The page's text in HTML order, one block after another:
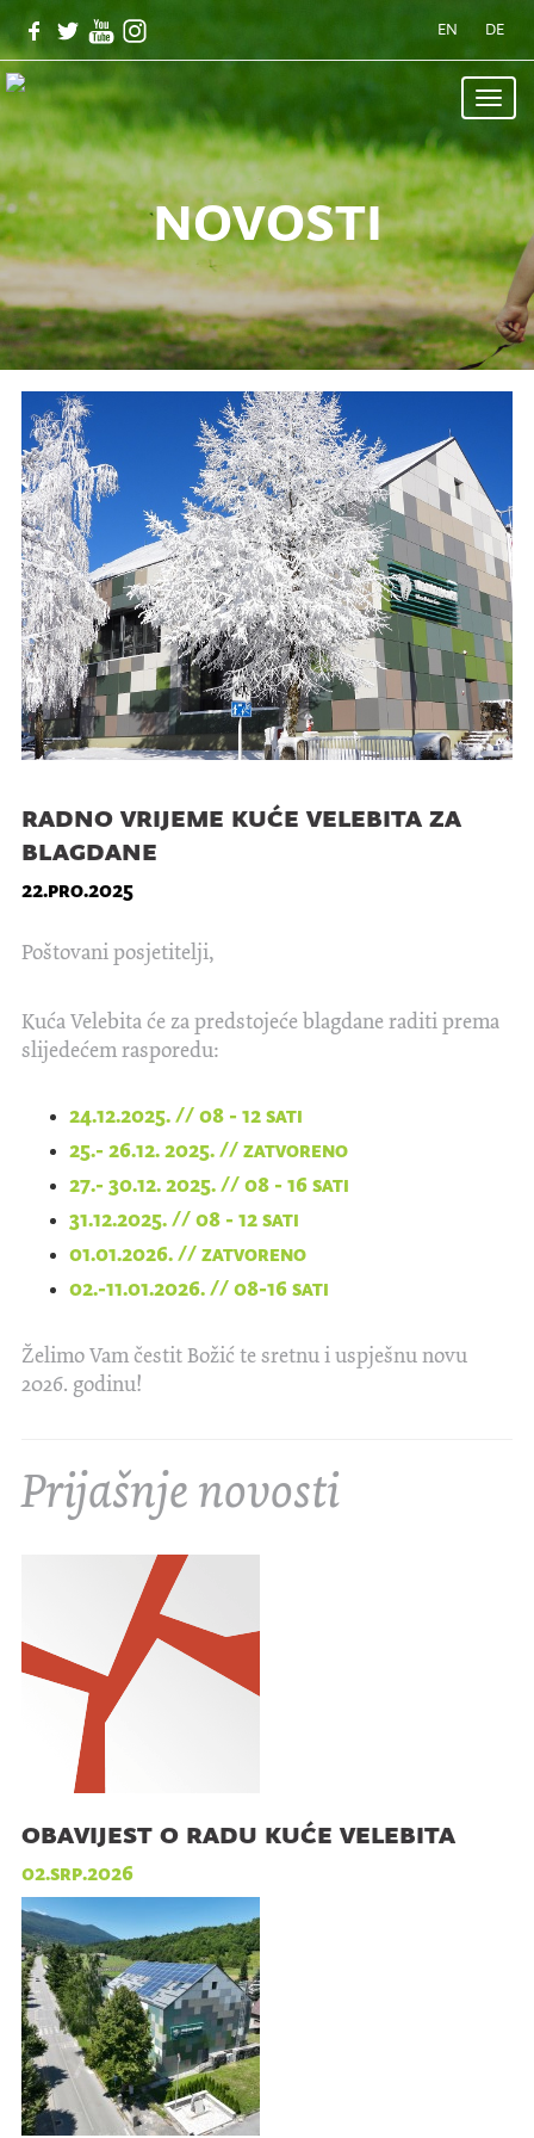
EN DE
Toggle
novosti
radno vrijeme kuće velebita za
blagdane
22.pro.2025
Poštovani posjetitelji,
Kuća Velebita će za predstojeće blagdane raditi prema
slijedećem rasporedu:
24.12.2025. // 08 - 12 sati
25.- 26.12. 2025. // zatvoreno
27.- 30.12. 2025. // 08 - 16 sati
31.12.2025. // 08 - 12 sati
01.01.2026. // zatvoreno
02.-11.01.2026. // 08-16 sati
Želimo Vam čestit Božić te sretnu i uspješnu novu
2026. godinu!
Prijašnje novosti
obavijest o radu kuće velebita
02.srp.2026